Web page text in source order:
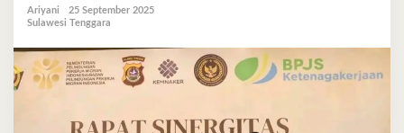
Pimpin
Seruan
Bersatu
Pekerja
Ariyani
25 September 2025
Sulawesi Tenggara